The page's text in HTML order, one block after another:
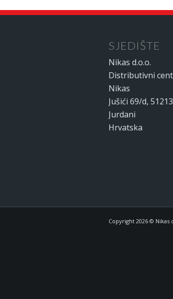
SJEDIŠTE
Nikas d.o.o.
Distributivni
Nikas
Jušići 69/d, 51213
Jurdani
Hrvatska
Copyright 2026 © Nikas